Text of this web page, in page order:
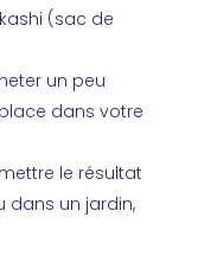
(sac de
un peu
dans votre
le résultat
dans un jardin,